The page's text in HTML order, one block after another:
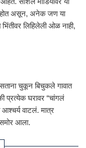
होत असून, अनेक जण या
लिहिलेली ओळ नाही,
चुकून बिचुकले गावात
प्रत्येक घरावर “चांगलं
वाटलं. मात्र
समोर आला.